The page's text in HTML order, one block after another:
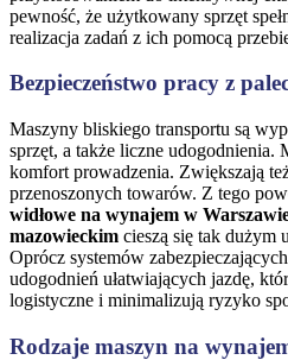
pewność, że użytkowany sprzęt
realizacja zadań z ich pomocą
Bezpieczeństwo pracy z
Maszyny bliskiego transportu są
sprzęt, a także liczne udogodnienia.
komfort prowadzenia. Zwiększają
przenoszonych towarów. Z tego
widłowe na wynajem w
mazowieckim cieszą się tak dużym
Oprócz systemów
udogodnień ułatwiających jazdę,
logistyczne i minimalizują ryzyko
Rodzaje maszyn na